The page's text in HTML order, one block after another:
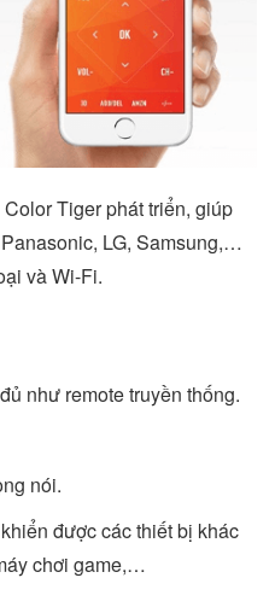
Tiger phát triển, giúp
LG, Samsung,…
và Wi-Fi.
như remote truyền thống.
nói.
được các thiết bị khác
chơi game,…